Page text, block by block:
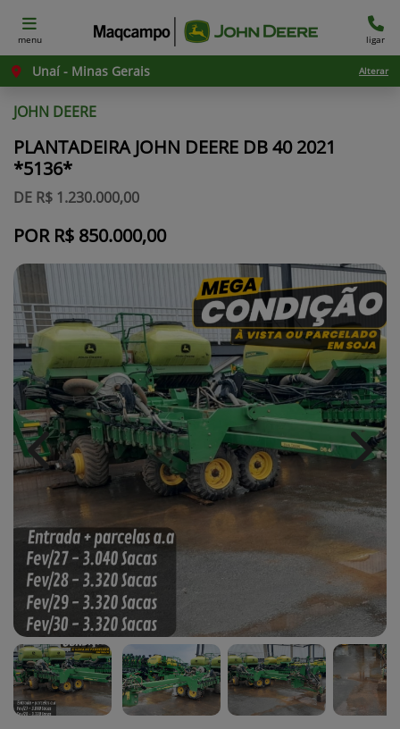
menu ligar
Unaí - Minas Gerais Alterar
JOHN DEERE
PLANTADEIRA JOHN DEERE DB 40 2021
*5136*
DE R$ 1.230.000,00
POR R$ 850.000,00
Previous Next